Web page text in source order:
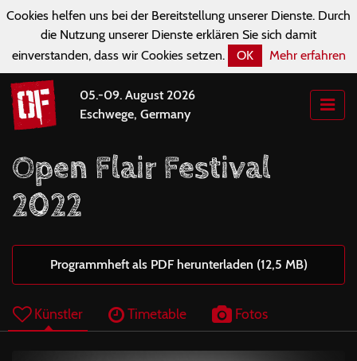
Cookies helfen uns bei der Bereitstellung unserer Dienste. Durch
die Nutzung unserer Dienste erklären Sie sich damit
einverstanden, dass wir Cookies setzen.
OK Mehr erfahren
05.-09. August 2026
Eschwege, Germany
Open Flair Festival
2022
Programmheft als PDF herunterladen (12,5 MB)
Künstler Timetable Fotos